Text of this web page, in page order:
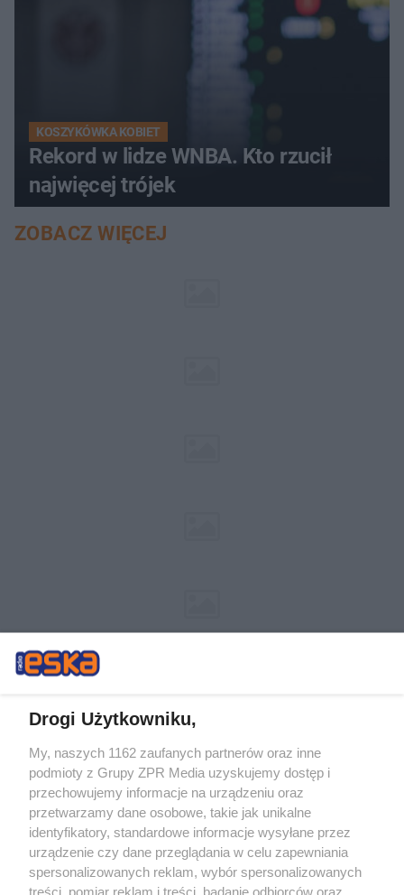
KOSZYKÓWKA KOBIET
Rekord w lidze WNBA. Kto rzucił
najwięcej trójek
ZOBACZ WIĘCEJ
Żaden utwór zamieszczony w serwisie nie może być powielany i
rozpowszechniany lub dalej rozpowszechniany w jakikolwiek sposób (w
tym także elektroniczny lub mechaniczny) na jakimkolwiek polu
eksploatacji w jakiejkolwiek formie, włącznie z umieszczaniem w Internecie
bez pisemnej zgody właściciela praw. Jakiekolwiek użycie lub
wykorzystanie utworów w całości lub w części z naruszeniem prawa, tzn.
bez właściwej zgody, jest zabronione pod groźbą kary i może być ścigane
prawnie.
Drogi Użytkowniku,
My, naszych 1162 zaufanych partnerów oraz inne
podmioty z Grupy ZPR Media uzyskujemy dostęp i
przechowujemy informacje na urządzeniu oraz
przetwarzamy dane osobowe, takie jak unikalne
identyfikatory, standardowe informacje wysyłane przez
urządzenie czy dane przeglądania w celu zapewniania
spersonalizowanych reklam, wybór spersonalizowanych
treści, pomiar reklam i treści, badanie odbiorców oraz